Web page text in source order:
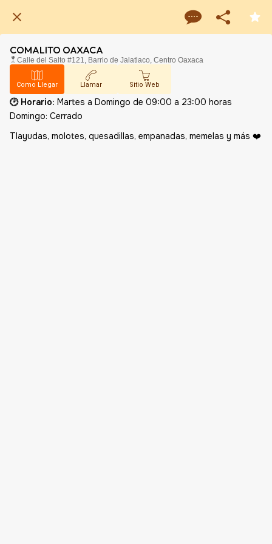
COMALITO OAXACA
Calle del Salto #121, Barrio de Jalatlaco, Centro Oaxaca
Como Llegar Llamar Sitio Web
🕑 Horario: Martes a Domingo de 09:00 a 23:00 horas
Domingo: Cerrado
Tlayudas, molotes, quesadillas, empanadas, memelas y más ❤️